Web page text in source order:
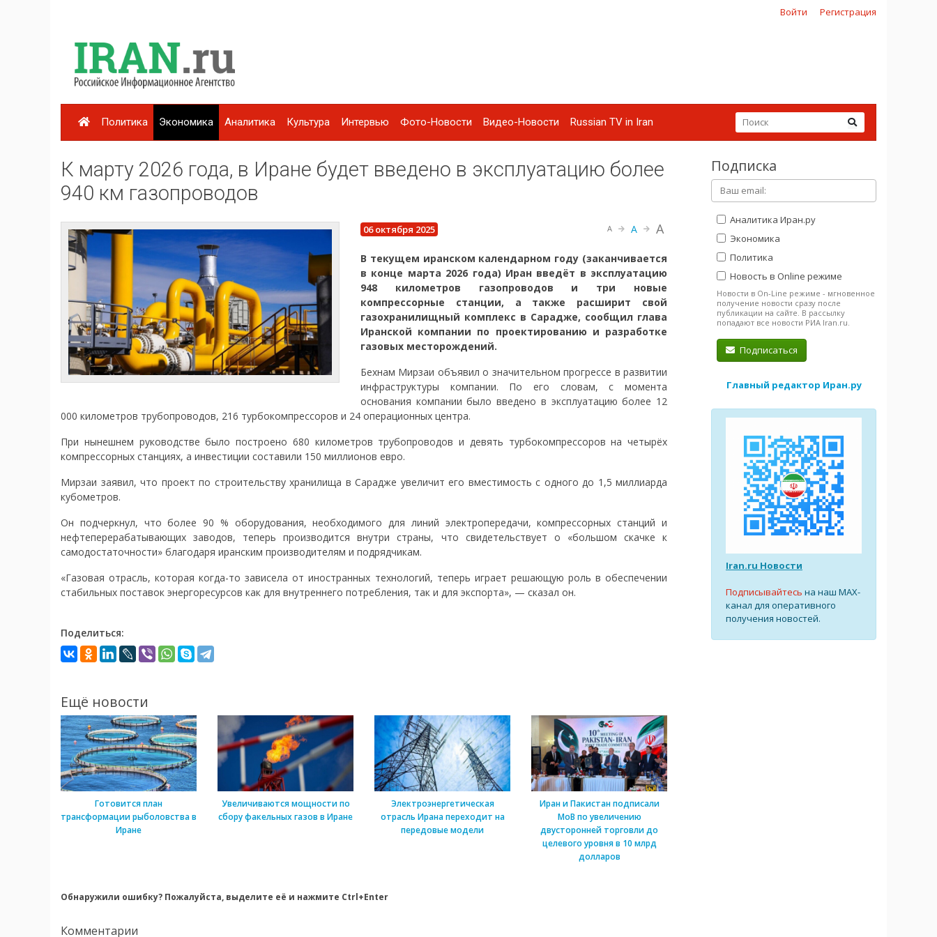
Войти Регистрация
Политика Экономика Аналитика Культура Интервью Фото-Новости Видео-Новости Russian TV in Iran
К марту 2026 года, в Иране будет введено в эксплуатацию более
940 км газопроводов
06 октября 2025 A A A
В текущем иранском календарном году (заканчивается
в конце марта 2026 года) Иран введёт в эксплуатацию
948 километров газопроводов и три новые
компрессорные станции, а также расширит свой
газохранилищный комплекс в Сарадже, сообщил глава
Иранской компании по проектированию и разработке
газовых месторождений.
Бехнам Мирзаи объявил о значительном прогрессе в развитии
инфраструктуры компании. По его словам, с момента
основания компании было введено в эксплуатацию более 12
000 километров трубопроводов, 216 турбокомпрессоров и 24 операционных центра.
При нынешнем руководстве было построено 680 километров трубопроводов и девять турбокомпрессоров на четырёх
компрессорных станциях, а инвестиции составили 150 миллионов евро.
Мирзаи заявил, что проект по строительству хранилища в Сарадже увеличит его вместимость с одного до 1,5 миллиарда
кубометров.
Он подчеркнул, что более 90 % оборудования, необходимого для линий электропередачи, компрессорных станций и
нефтеперерабатывающих заводов, теперь производится внутри страны, что свидетельствует о «большом скачке к
самодостаточности» благодаря иранским производителям и подрядчикам.
«Газовая отрасль, которая когда-то зависела от иностранных технологий, теперь играет решающую роль в обеспечении
стабильных поставок энергоресурсов как для внутреннего потребления, так и для экспорта», — сказал он.
Поделиться:
Ещё новости
Готовится план
трансформации рыболовства в
Иране
Увеличиваются мощности по
сбору факельных газов в Иране
Электроэнергетическая
отрасль Ирана переходит на
передовые модели
Иран и Пакистан подписали
МоВ по увеличению
двусторонней торговли до
целевого уровня в 10 млрд
долларов
Обнаружили ошибку? Пожалуйста, выделите её и нажмите Ctrl+Enter
Комментарии
Подписка
Аналитика Иран.ру
Экономика
Политика
Новость в Online режиме
Новости в On-Line режиме - мгновенное
получение новости сразу после
публикации на сайте. В рассылку
попадают все новости РИА Iran.ru.
Подписаться
Главный редактор Иран.ру
Iran.ru Новости
Подписывайтесь на наш MAX-
канал для оперативного
получения новостей.